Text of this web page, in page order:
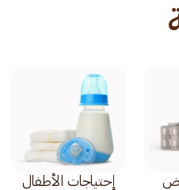
إحتياجات الأطفال